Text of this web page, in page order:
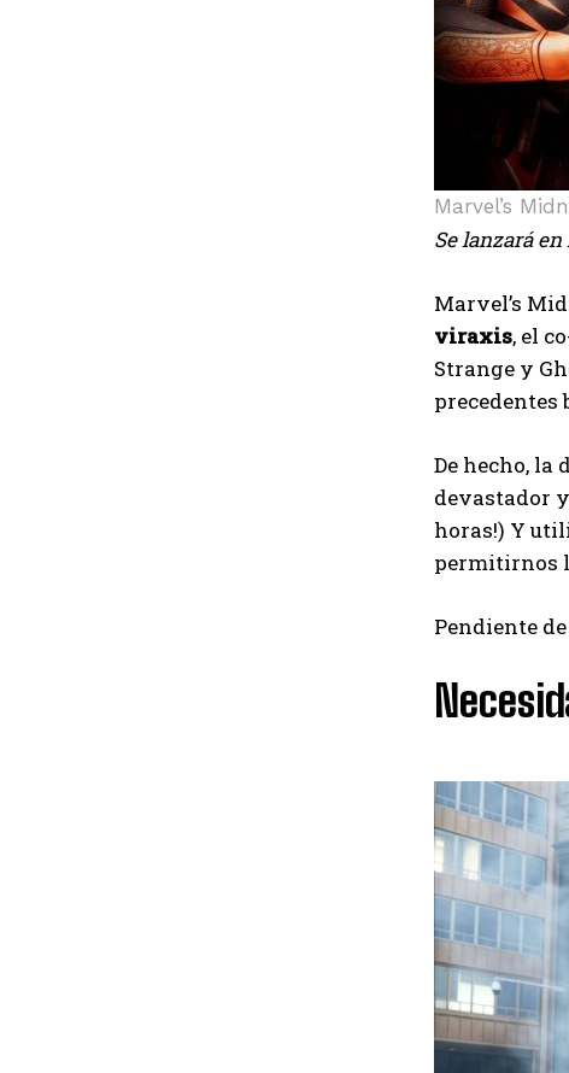
Marvel’s
Se lanzará en
Marvel’s
viraxis, el
Strange y
precedentes
De hecho,
devastador
horas!) Y
permitirnos
Pendiente